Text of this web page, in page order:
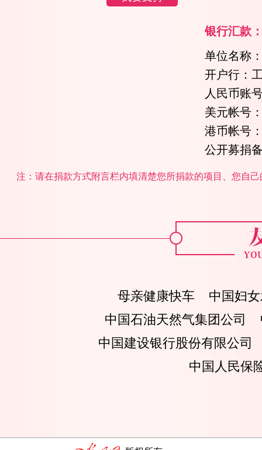
银行汇款
单位名称
开户行：
人民币账
美元帐号
港币帐号
公开募捐
注：请在捐款方式附言栏内填清楚您所捐款的项目、您自
母亲健康快车
中国妇
中国石油天然气集团公司
中国建设银行股份有限公司
中国人民保